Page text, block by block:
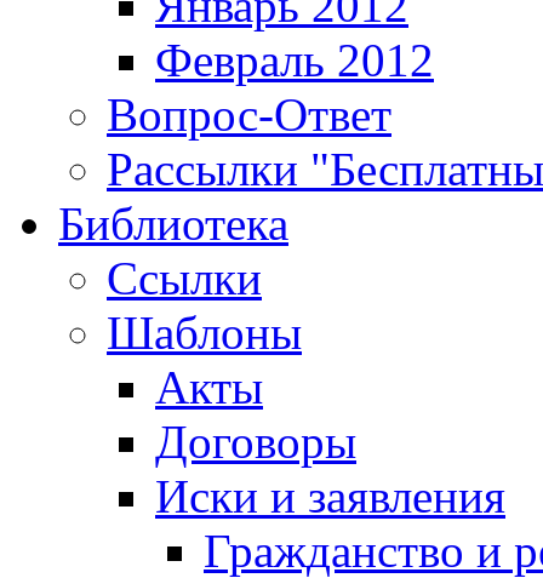
Февраль 2012
Вопрос-Ответ
Рассылки
Библиотека
Ссылки
Шаблоны
Акты
Договоры
Иски и заявления
Гражданство и